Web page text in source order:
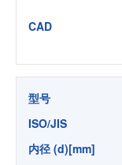
CAD
型号
ISO/JIS
内径 (d)[mm]